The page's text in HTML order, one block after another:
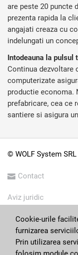
are peste 20 puncte
prezenta rapida la
angajati creaza cu
indelungati un
Intodeauna la pulsul
Continua dezvoltare
computerizate
productie economa.
prefabricare, cea ce
santiere si asigura
© WOLF System SRL
Contact
Aviz juridic
Condiții generale
Imprima
Cookie-urile
furnizarea
Prin utilizarea